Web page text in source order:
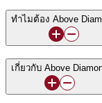
ทำไมต้อง Above
เกี่ยวกับ Above